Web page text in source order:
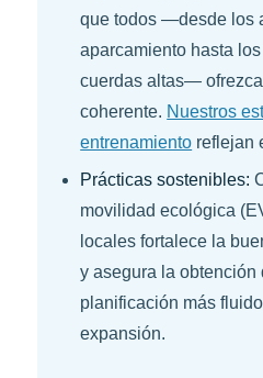
que todos —desde los
aparcamiento hasta
cuerdas altas—
coherente. Nuestros
entrenamiento reflejan
Prácticas sostenibles:
movilidad ecológica
locales fortalece la
y asegura la obtención
planificación más
expansión.